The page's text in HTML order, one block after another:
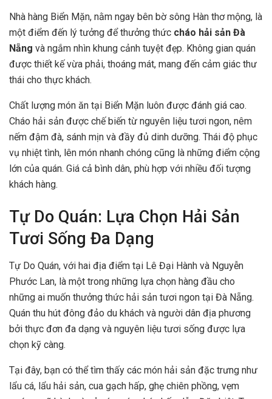
Nhà hàng Biển Mặn, nằm ngay bên bờ sông Hàn thơ mộng, là
một điểm đến lý tưởng để thưởng thức cháo hải sản Đà
Nẵng và ngắm nhìn khung cảnh tuyệt đẹp. Không gian quán
được thiết kế vừa phải, thoáng mát, mang đến cảm giác thư
thái cho thực khách.
Chất lượng món ăn tại Biển Mặn luôn được đánh giá cao.
Cháo hải sản được chế biến từ nguyên liệu tươi ngon, nêm
nếm đậm đà, sánh mịn và đầy đủ dinh dưỡng. Thái độ phục
vụ nhiệt tình, lên món nhanh chóng cũng là những điểm cộng
lớn của quán. Giá cả bình dân, phù hợp với nhiều đối tượng
khách hàng.
Tự Do Quán: Lựa Chọn Hải Sản
Tươi Sống Đa Dạng
Tự Do Quán, với hai địa điểm tại Lê Đại Hành và Nguyễn
Phước Lan, là một trong những lựa chọn hàng đầu cho
những ai muốn thưởng thức hải sản tươi ngon tại Đà Nẵng.
Quán thu hút đông đảo du khách và người dân địa phương
bởi thực đơn đa dạng và nguyên liệu tươi sống được lựa
chọn kỹ càng.
Tại đây, bạn có thể tìm thấy các món hải sản đặc trưng như
lẩu cá, lẩu hải sản, cua gạch hấp, ghẹ chiên phồng, vẹm